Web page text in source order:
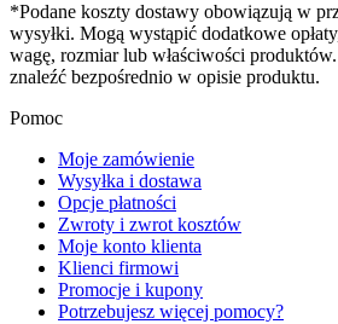
*Podane koszty dostawy obowiązują w
wysyłki. Mogą wystąpić dodatkowe
wagę, rozmiar lub właściwości
znaleźć bezpośrednio w opisie produktu.
Pomoc
Moje zamówienie
Wysyłka i dostawa
Opcje płatności
Zwroty i zwrot kosztów
Moje konto klienta
Klienci firmowi
Promocje i kupony
Potrzebujesz więcej pomocy?